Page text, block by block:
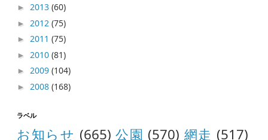
►2013(60)
► 2012(75)
►2011(75)
► 2010(81)
►2009(104)
► 2008(168)
ラベル
お知らせ (665) 公園 (570) 網走 (517)